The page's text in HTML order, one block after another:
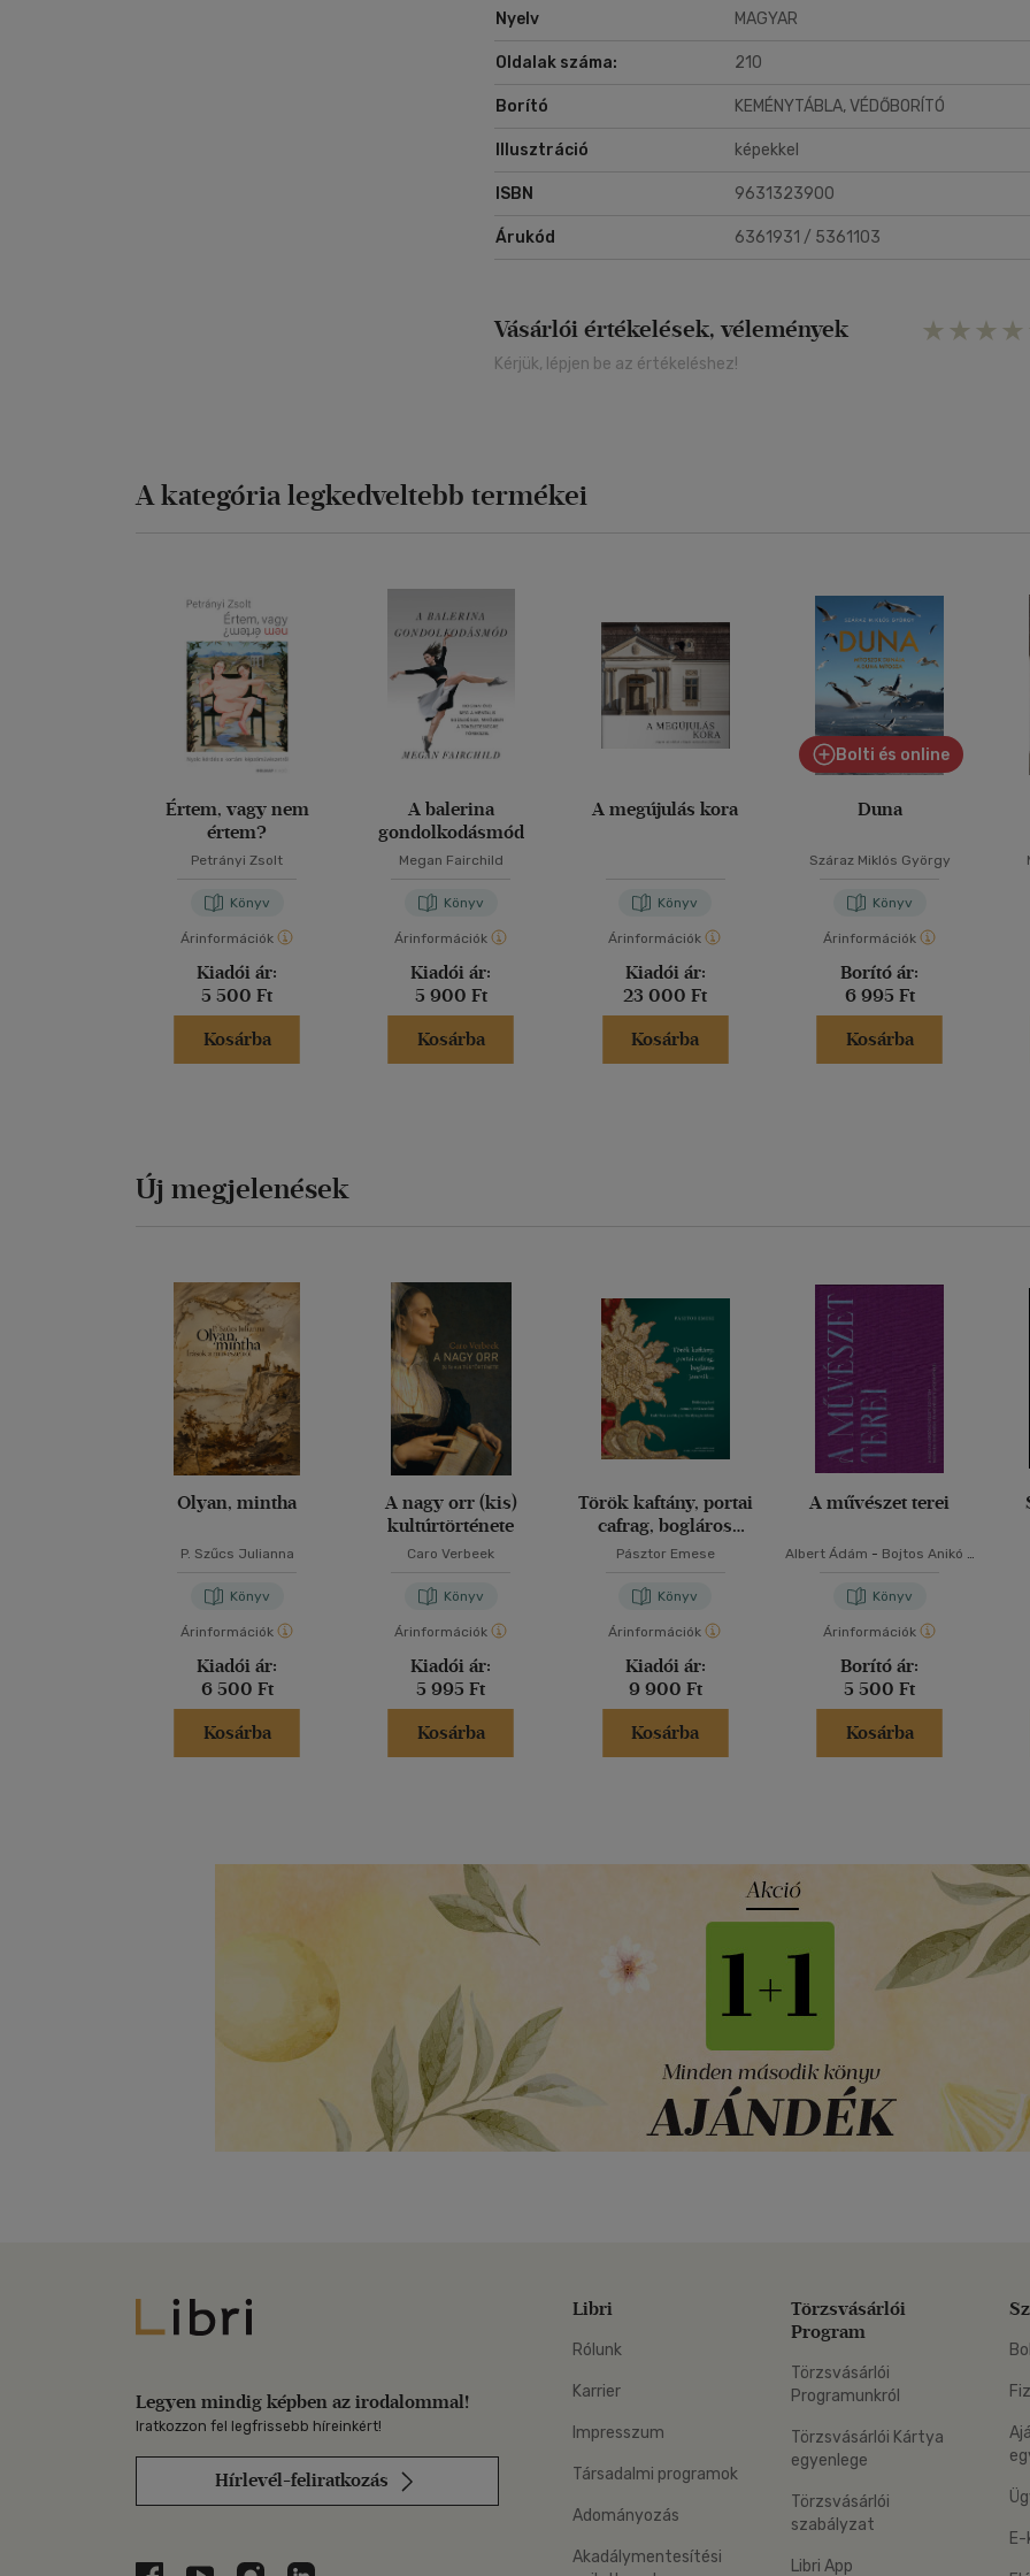
Nyelv MAGYAR
Oldalak száma: 210
Borító KEMÉNYTÁBLA, VÉDŐBORÍTÓ
Illusztráció képekkel
ISBN 9631323900
Árukód 6361931 / 5361103
Vásárlói értékelések, vélemények
Kérjük, lépjen be az értékeléshez!
A kategória legkedveltebb termékei
Értem, vagy nem
értem?
Petrányi Zsolt
Könyv
Árinformációk
Kiadói ár:
5 500 Ft
Kosárba
A balerina
gondolkodásmód
Megan Fairchild
Könyv
Árinformációk
Kiadói ár:
5 900 Ft
Kosárba
A megújulás kora
Könyv
Árinformációk
Kiadói ár:
23 000 Ft
Kosárba
Bolti és online
Duna
Száraz Miklós György
Könyv
Árinformációk
Borító ár:
6 995 Ft
Kosárba
Új megjelenések
Olyan, mintha
P. Szűcs Julianna
Könyv
Árinformációk
Kiadói ár:
6 500 Ft
Kosárba
A nagy orr (kis)
kultúrtörténete
Caro Verbeek
Könyv
Árinformációk
Kiadói ár:
5 995 Ft
Kosárba
Török kaftány, portai
cafrag, bogláros
jancsik...
Pásztor Emese
Könyv
Árinformációk
Kiadói ár:
9 900 Ft
Kosárba
A művészet terei
Albert Ádám - Bojtos Anikó
Könyv
Árinformációk
Borító ár:
5 500 Ft
Kosárba
Libri
Legyen mindig képben az irodalommal!
Iratkozzon fel legfrissebb híreinkért!
Hírlevél-feliratkozás
Libri
Rólunk
Karrier
Impresszum
Társadalmi programok
Adományozás
Akadálymentesítési
Törzsvásárlói
Program
Törzsvásárlói
Programunkról
Törzsvásárlói Kártya
egyenlege
Törzsvásárlói
szabályzat
Libri App